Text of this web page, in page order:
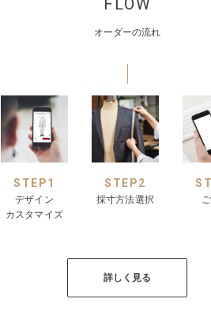
FLOW
オーダーの流れ
STEP1
デザイン
カスタマイズ
STEP2
採寸方法選択
詳しく見る